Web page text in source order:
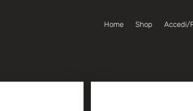
Home Shop Accedi/